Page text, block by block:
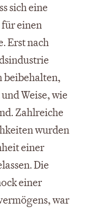
sich eine
einen
Erst nach
beibehalten,
Weise, wie
Zahlreiche
wurden
einer
Die
einer
war